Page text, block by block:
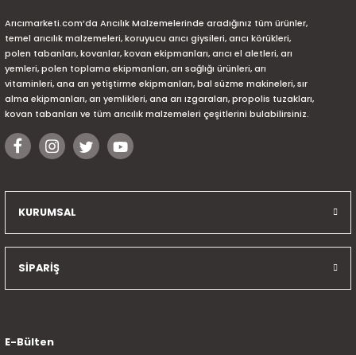
Arıcımarketi.com’da Arıcılık Malzemelerinde aradığınız tüm ürünler,
temel arıcılık malzemeleri, koruyucu arıcı giysileri, arıcı körükleri,
polen tabanları, kovanlar, kovan ekipmanları, arıcı el aletleri, arı
yemleri, polen toplama ekipmanları, arı sağlığı ürünleri, arı
vitaminleri, ana arı yetiştirme ekipmanları, bal süzme makineleri, sır
alma ekipmanları, arı yemlikleri, ana arı ızgaraları, propolis tuzakları,
kovan tabanları ve tüm arıcılık malzemeleri çeşitlerini bulabilirsiniz.
KURUMSAL
SİPARİŞ
E-Bülten